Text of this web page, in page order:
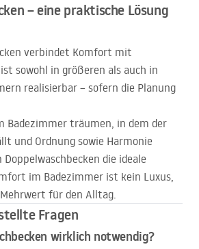
– eine praktische Lösung
verbindet Komfort mit
sowohl in größeren als auch in
realisierbar – sofern die Planung
Badezimmer träumen, in dem der
und Ordnung sowie Harmonie
die ideale
im Badezimmer ist kein Luxus,
für den Alltag.
Fragen
wirklich notwendig?